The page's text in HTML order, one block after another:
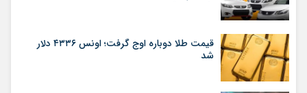
قیمت طلا دوباره اوج گرفت؛ اونس ۴۳۳۶ دلار
شد